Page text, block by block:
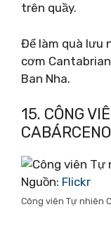
trên quầy.
Để làm quà lưu
cơm
Ban Nha.
15. CÔNG
CABÁRCENO
Nguồn: Flickr
Công viên Tự nhiên